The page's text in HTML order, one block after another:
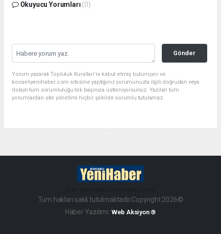
Okuyucu Yorumları (0)
Gönder
Yorum yazarak Topluluk Kuralları’nı kabul etmiş bulunuyor ve
kocaeliyenihaber.com sitesine yaptığınız yorumunuzla ilgili doğrudan veya
dolaylı tüm sorumluluğu tek başınıza üstleniyorsunuz. Yazılan tüm
yorumlardan site yönetimi hiçbir şekilde sorumlu tutulamaz.
Tüm hakları saklı tutulmaktadır.Copyright 2026©
Haber Yazılımı: Web Aksiyon ®